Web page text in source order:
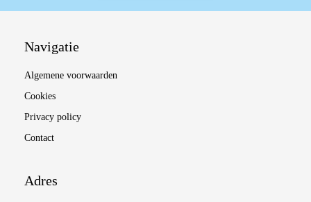
Navigatie
Algemene voorwaarden
Cookies
Privacy policy
Contact
Adres